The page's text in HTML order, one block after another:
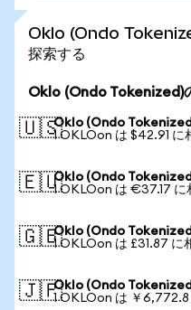
Oklo (Ondo
探索する
Oklo (Ondo Tokenized)
🇺🇸Oklo (Ondo
1 OKLOon は $42.91 に
🇪🇺Oklo (Ondo
1 OKLOon は €37.17 に
🇬🇧Oklo (Ondo
1 OKLOon は £31.87 に
🇯🇵Oklo (Ondo
1 OKLOon は ￥6,772.8